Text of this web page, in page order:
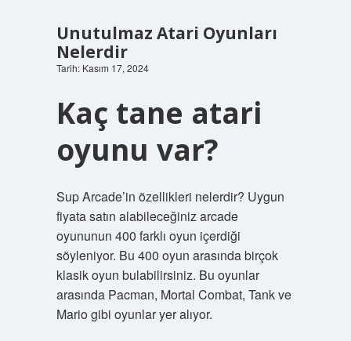
Unutulmaz Atari Oyunları
Nelerdir
Tarih: Kasım 17, 2024
Kaç tane atari
oyunu var?
Sup Arcade’in özellikleri nelerdir? Uygun
fiyata satın alabileceğiniz arcade
oyununun 400 farklı oyun içerdiği
söyleniyor. Bu 400 oyun arasında birçok
klasik oyun bulabilirsiniz. Bu oyunlar
arasında Pacman, Mortal Combat, Tank ve
Mario gibi oyunlar yer alıyor.